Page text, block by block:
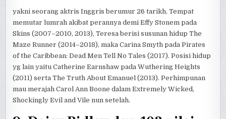
yakni seorang aktris Inggris berumur 26 tarikh. Tempat
memutar lumrah akibat perannya demi Effy Stonem pada
Skins (2007–2010, 2013), Teresa berisi susunan hidup The
Maze Runner (2014–2018), maka Carina Smyth pada Pirates
of the Caribbean: Dead Men Tell No Tales (2017). Posisi hidup
yg lain yaitu Catherine Earnshaw pada Wuthering Heights
(2011) serta The Truth About Emanuel (2013). Perhimpunan
mau merajah Carol Ann Boone dalam Extremely Wicked,
Shockingly Evil and Vile nun setelah.